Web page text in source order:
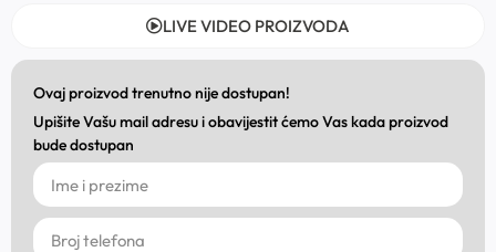
LIVE VIDEO PROIZVODA
Ovaj proizvod trenutno nije dostupan!
Upišite Vašu mail adresu i obavijestit ćemo Vas kada proizvod
bude dostupan